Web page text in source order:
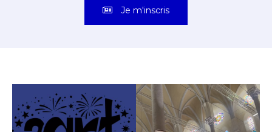
Je m'inscris